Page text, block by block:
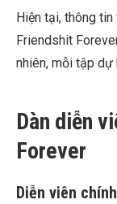
Hiện tại, thông
Friendshit
nhiên, mỗi tập dự
Dàn diễn
Forever
Diễn viên